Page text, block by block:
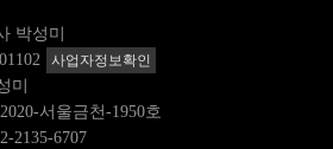
박성미
사업자정보확인
미
서울금천-1950호
2135-6707